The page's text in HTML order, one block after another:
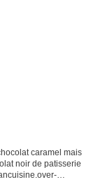
caramel mais
noir de patisserie